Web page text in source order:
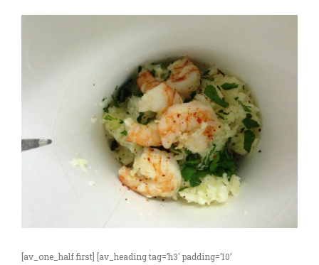
[av_one_half first] [av_heading tag=’h3′ padding=’10’